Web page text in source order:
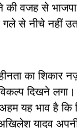
वजह से
से नीचे नहीं
का शिकार
दिखने
अहम यह भाव है
यादव